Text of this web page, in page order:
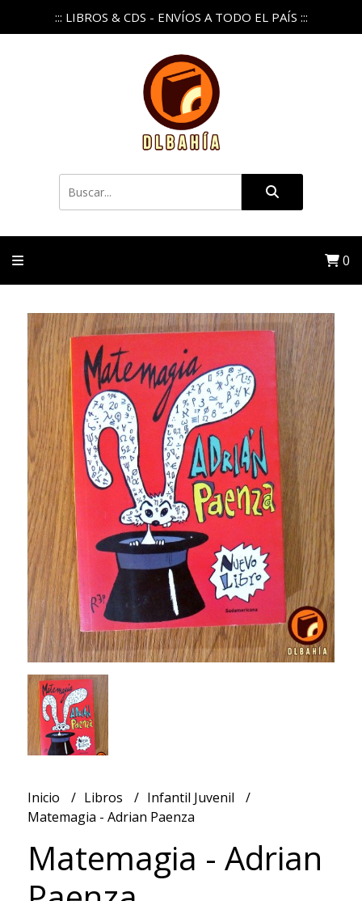
::: LIBROS & CDS - ENVÍOS A TODO EL PAÍS :::
0
Inicio Libros
Infantil Juvenil
Matemagia - Adrian Paenza
Matemagia - Adrian